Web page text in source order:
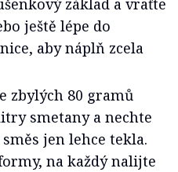
základ a vraťte
ještě lépe do
aby náplň zcela
zbylých 80 gramů
smetany a nechte
jen lehce tekla.
na každý nalijte